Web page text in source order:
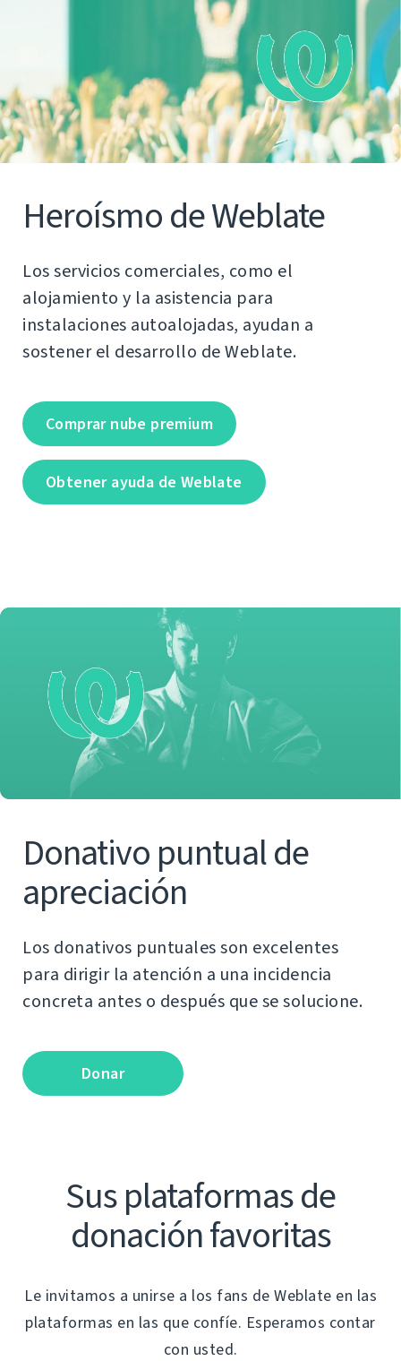
Heroísmo de Weblate
Los servicios comerciales, como el
alojamiento y la asistencia para
instalaciones autoalojadas, ayudan a
sostener el desarrollo de Weblate.
Comprar nube premium
Obtener ayuda de Weblate
Donativo puntual de
apreciación
Los donativos puntuales son excelentes
para dirigir la atención a una incidencia
concreta antes o después que se solucione.
Donar
Sus plataformas de
donación favoritas
Le invitamos a unirse a los fans de Weblate en las
plataformas en las que confíe. Esperamos contar
con usted.